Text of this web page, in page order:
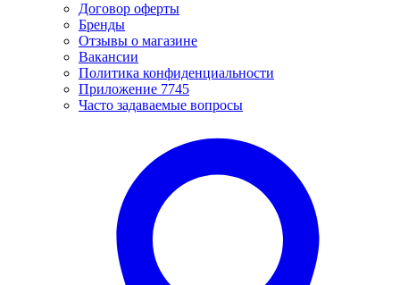
Договор оферты
Бренды
Отзывы о магазине
Вакансии
Политика конфиденциальности
Приложение 7745
Часто задаваемые вопросы